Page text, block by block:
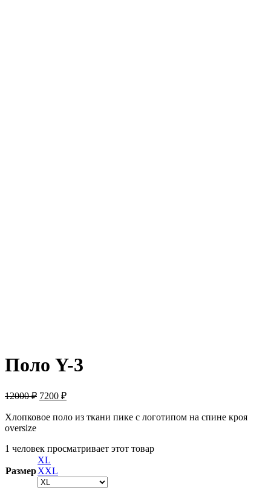
Поло Y-3
12000₽ 7200 ₽
Хлопковое поло из ткани пике с логотипом на спине кроя
oversize
1 человек просматривает этот товар
Размер
XL
XXL